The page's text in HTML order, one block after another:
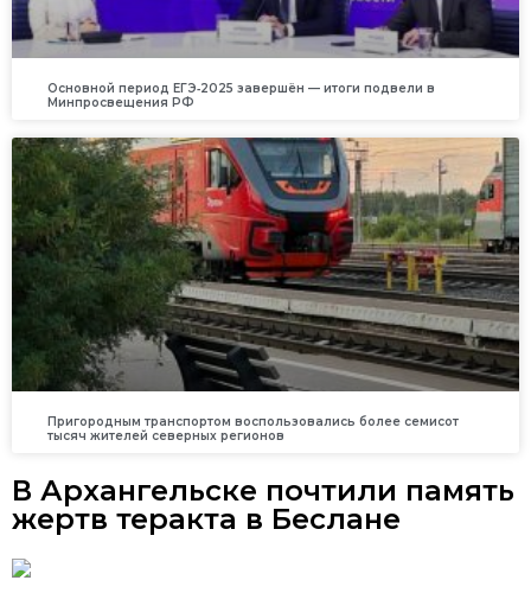
Основной период ЕГЭ‑2025 завершён — итоги подвели в
Минпросвещения РФ
Пригородным транспортом воспользовались более семисот
тысяч жителей северных регионов
В Архангельске почтили память
жертв теракта в Беслане